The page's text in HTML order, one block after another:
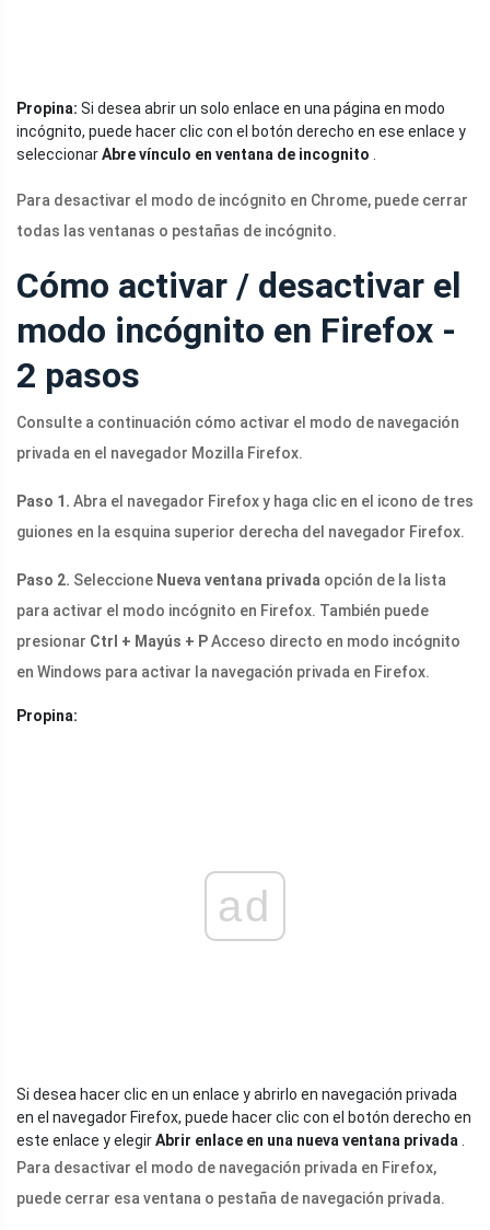
Propina: Si desea abrir un solo enlace en una página en modo
incógnito, puede hacer clic con el botón derecho en ese enlace y
seleccionarAbre vínculo en ventana de incognito
Para desactivar el modo de incógnito en Chrome, puede cerrar
todas las ventanas o pestañas de incógnito.
Cómo activar / desactivar el
modo incógnito en Firefox -
2 pasos
Consulte a continuación cómo activar el modo de navegación
privada en el navegador Mozilla Firefox.
Paso 1. Abra el navegador Firefox y haga clic en el icono de tres
guiones en la esquina superior derecha del navegador Firefox.
Paso 2. Seleccione Nueva ventana privada opción de la lista
para activar el modo incógnito en Firefox. También puede
presionar Ctrl + Mayús + PAcceso directo en modo incógnito
en Windows para activar la navegación privada en Firefox.
Propina:
ad
Si desea hacer clic en un enlace y abrirlo en navegación privada
en el navegador Firefox, puede hacer clic con el botón derecho en
este enlace y elegirAbrir enlace en una nueva ventana privada
Para desactivar el modo de navegación privada en Firefox,
puede cerrar esa ventana o pestaña de navegación privada.